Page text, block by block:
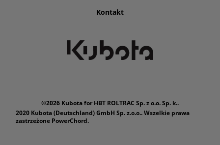
Kontakt
©2026 Kubota for HBT ROLTRAC Sp. z o.o. Sp. k..
2020 Kubota (Deutschland) GmbH Sp. z.o.o.. Wszelkie prawa
zastrzeżone PowerChord.